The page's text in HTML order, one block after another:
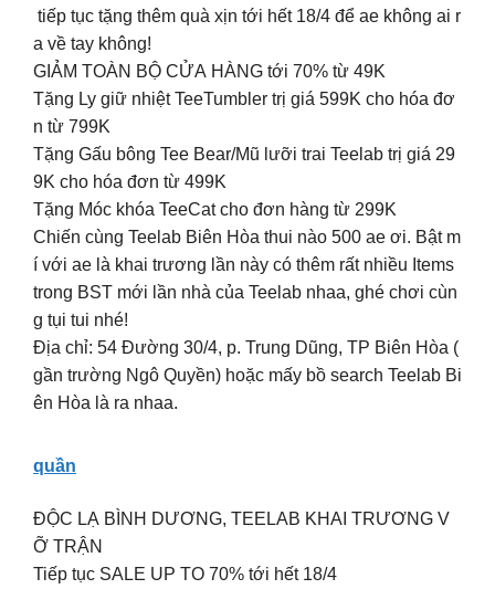
tiếp tục tặng thêm quà xịn tới hết 18/4 để ae không ai r
a về tay không!
GIẢM TOÀN BỘ CỬA HÀNG tới 70% từ 49K
Tặng Ly giữ nhiệt TeeTumbler trị giá 599K cho hóa đơ
n từ 799K
Tặng Gấu bông Tee Bear/Mũ lưỡi trai Teelab trị giá 29
9K cho hóa đơn từ 499K
Tặng Móc khóa TeeCat cho đơn hàng từ 299K
Chiến cùng Teelab Biên Hòa thui nào 500 ae ơi. Bật m
í với ae là khai trương lần này có thêm rất nhiều Items
trong BST mới lần nhà của Teelab nhaa, ghé chơi cùn
g tụi tui nhé!
Địa chỉ: 54 Đường 30/4, p. Trung Dũng, TP Biên Hòa (
gần trường Ngô Quyền) hoặc mấy bồ search Teelab Bi
ên Hòa là ra nhaa.
quần
ĐỘC LẠ BÌNH DƯƠNG, TEELAB KHAI TRƯƠNG V
Ỡ TRẬN
Tiếp tục SALE UP TO 70% tới hết 18/4